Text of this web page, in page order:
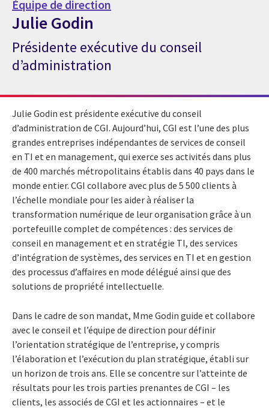
Équipe de direction
Julie Godin
Expert de CGI Julie Godin
Présidente exécutive du conseil
d’administration
Julie Godin est présidente exécutive du conseil
d’administration de CGI. Aujourd’hui, CGI est l’une des plus
grandes entreprises indépendantes de services de conseil
en TI et en management, qui exerce ses activités dans plus
de 400 marchés métropolitains établis dans 40 pays dans le
monde entier. CGI collabore avec plus de 5 500 clients à
l’échelle mondiale pour les aider à réaliser la
transformation numérique de leur organisation grâce à un
portefeuille complet de compétences : des services de
conseil en management et en stratégie TI, des services
d’intégration de systèmes, des services en TI et en gestion
des processus d’affaires en mode délégué ainsi que des
solutions de propriété intellectuelle.
Dans le cadre de son mandat, Mme Godin guide et collabore
avec le conseil et l’équipe de direction pour définir
l’orientation stratégique de l’entreprise, y compris
l’élaboration et l’exécution du plan stratégique, établi sur
un horizon de trois ans. Elle se concentre sur l’atteinte de
résultats pour les trois parties prenantes de CGI – les
clients, les associés de CGI et les actionnaires – et le